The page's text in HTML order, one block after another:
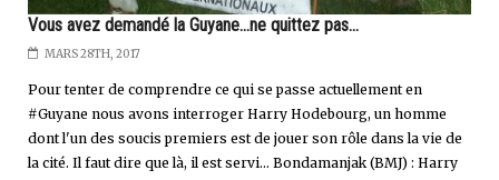
Vous avez demandé la Guyane...ne quittez pas...
MARS 28TH, 2017
Pour tenter de comprendre ce qui se passe actuellement en
#Guyane nous avons interroger Harry Hodebourg, un homme
dont l'un des soucis premiers est de jouer son rôle dans la vie de
la cité. Il faut dire que là, il est servi... Bondamanjak (BMJ) : Harry